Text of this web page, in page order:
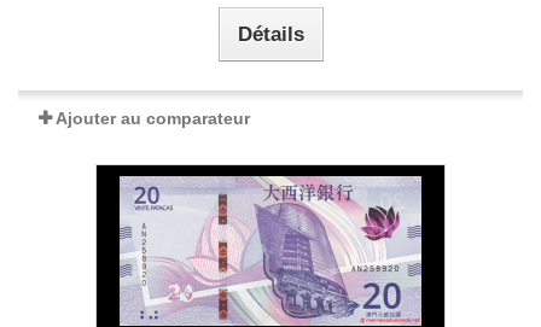
Détails
Ajouter au comparateur